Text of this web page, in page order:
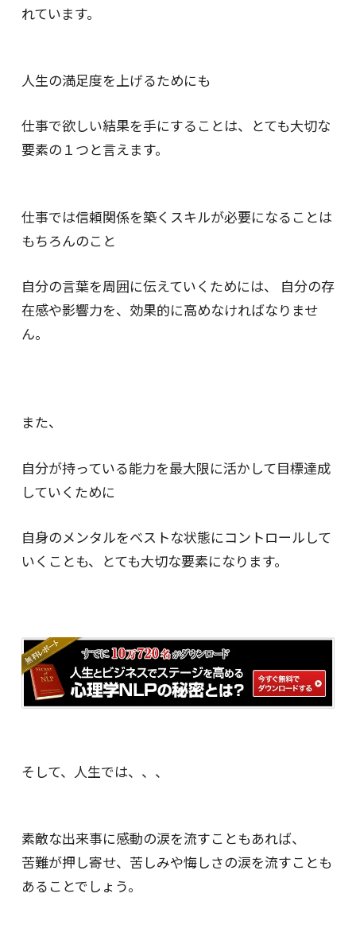
れています。
人生の満足度を上げるためにも
仕事で欲しい結果を手にすることは、 とても大切な
要素の１つと言えます。
仕事では信頼関係を築くスキルが必要になることは
もちろんのこと
自分の言葉を周囲に伝えていくためには、
自分の存
在感や影響力を、効果的に高めなければなりませ
ん。
また、
自分が持っている能力を最大限に活かして目標達成
していくために
自身のメンタルをベストな状態にコントロールして
いくことも、とても大切な要素になります。
そして、人生では、、、
素敵な出来事に感動の涙を流すこともあれば、
苦難が押し寄せ、苦しみや悔しさの涙を流すことも
あることでしょう。